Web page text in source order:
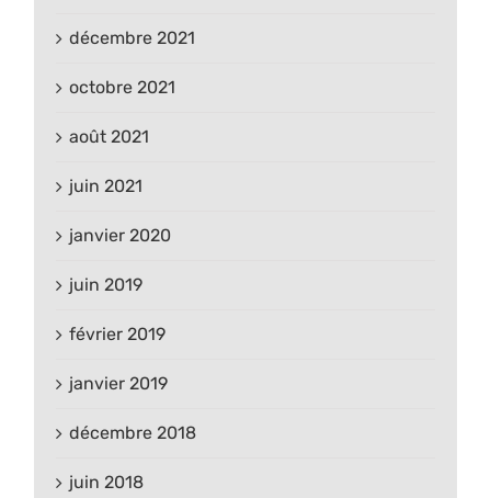
décembre 2021
octobre 2021
août 2021
juin 2021
janvier 2020
juin 2019
février 2019
janvier 2019
décembre 2018
juin 2018